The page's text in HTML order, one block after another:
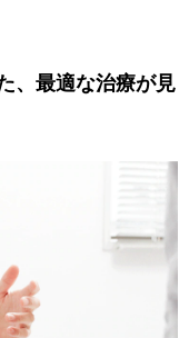
、最適な治療が見